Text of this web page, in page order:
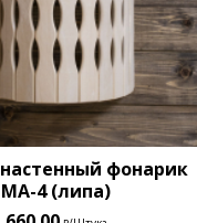
фонарик
МА-4 (липа)